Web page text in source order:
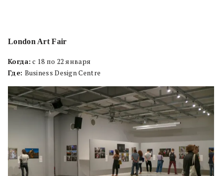
London Art Fair
Когда: с 18 по 22 января
Где: Business Design Centre